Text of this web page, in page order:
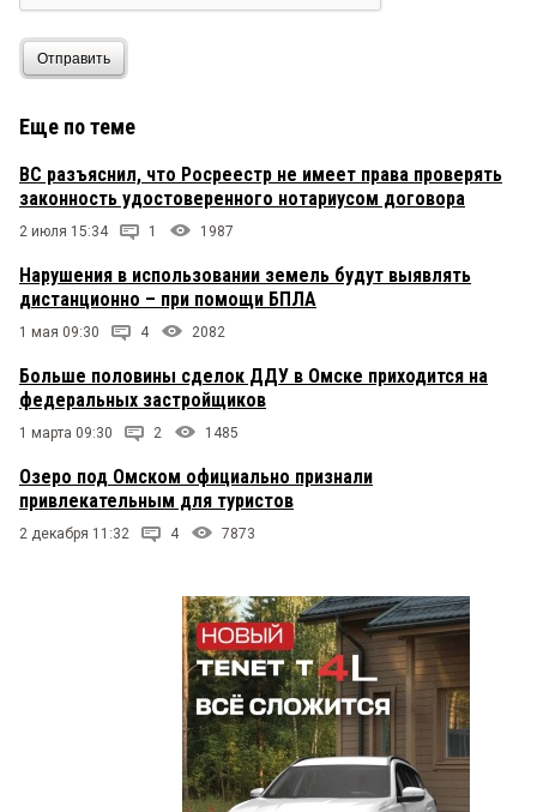
Отправить
Еще по теме
ВС разъяснил, что Росреестр не имеет права проверять
законность удостоверенного нотариусом договора
2 июля 15:34 1 1987
Нарушения в использовании земель будут выявлять
дистанционно – при помощи БПЛА
1 мая 09:30 4 2082
Больше половины сделок ДДУ в Омске приходится на
федеральных застройщиков
1 марта 09:30 2 1485
Озеро под Омском официально признали
привлекательным для туристов
2 декабря 11:32 4 7873